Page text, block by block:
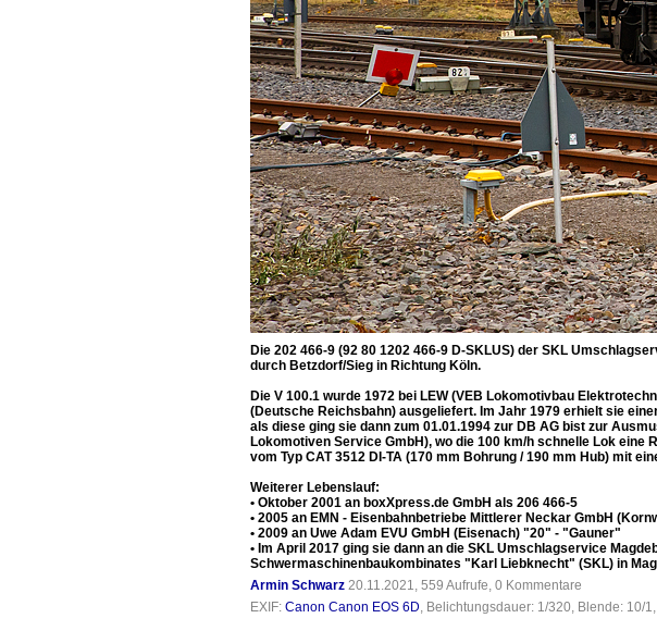
Die 202 466-9 (92 80 1202 466-9 D-SKLUS) der SKL
durch Betzdorf/Sieg in Richtung Köln.
Die V 100.1 wurde 1972 bei LEW (VEB Lokomotivbau
(Deutsche Reichsbahn) ausgeliefert. Im Jahr 1979 erhielt sie
als diese ging sie dann zum 01.01.1994 zur DB AG bist zur
Lokomotiven Service GmbH), wo die 100 km/h schnelle Lok
vom Typ CAT 3512 DI-TA (170 mm Bohrung / 190 mm Hub) mit
Weiterer Lebenslauf:
• Oktober 2001 an boxXpress.de GmbH als 206 466-5
• 2005 an EMN - Eisenbahnbetriebe Mittlerer Neckar GmbH
• 2009 an Uwe Adam EVU GmbH (Eisenach) "20" - "Gauner"
• Im April 2017 ging sie dann an die SKL Umschlagservice
Schwermaschinenbaukombinates "Karl Liebknecht" (SKL) in
Armin Schwarz 20.11.2021, 559 Aufrufe, 0 Kommentare
EXIF: Canon Canon EOS 6D, Belichtungsdauer: 1/320, Blende: 10/